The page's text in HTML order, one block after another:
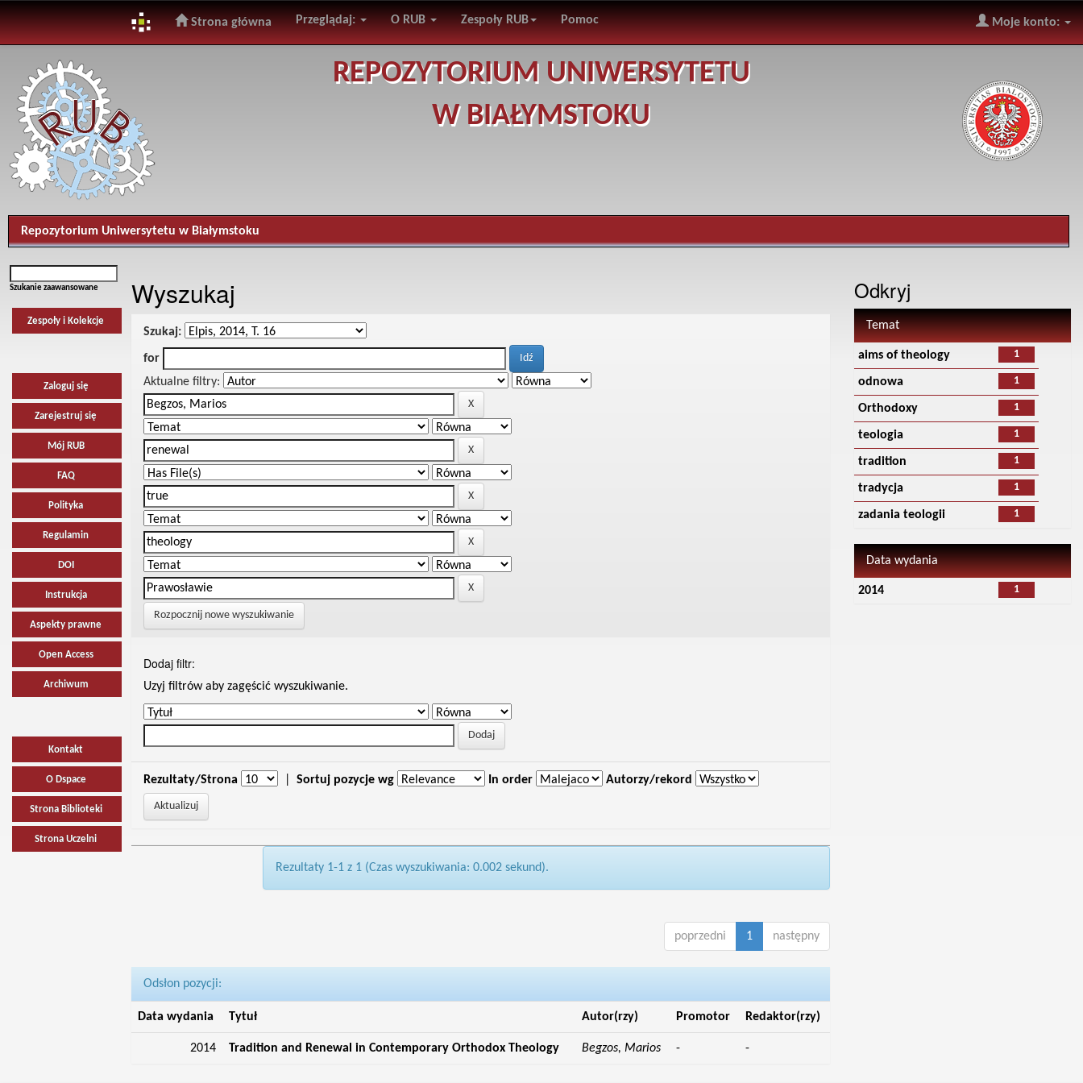
navigation
Strona główna Przeglądaj: O RUB Zespoły RUB Pomoc Moje konto:
REPOZYTORIUM UNIWERSYTETU
W BIAŁYMSTOKU
Repozytorium Uniwersytetu w Białymstoku
Szukanie zaawansowane
Zespoły i Kolekcje
Zaloguj się
Zarejestruj się
Mój RUB
FAQ
Polityka
Regulamin
DOI
Instrukcja
Aspekty prawne
Open Access
Archiwum
Kontakt
O Dspace
Strona Biblioteki
Strona Uczelni
Wyszukaj
Szukaj:
for
Aktualne filtry:
Rozpocznij nowe wyszukiwanie
Dodaj filtr:
Uzyj filtrów aby zagęścić wyszukiwanie.
Rezultaty/Strona Sortuj pozycje wg In order Autorzy/rekord
Rezultaty 1-1 z 1 (Czas wyszukiwania: 0.002 sekund).
poprzedni 1 następny
Odsłon pozycji:
Data wydania Tytuł Autor(rzy) Promotor Redaktor(rzy)
2014 Tradition and Renewal in Contemporary Orthodox Theology Begzos, Marios - -
Odkryj
Temat
1
aims of theology
1
odnowa
1
Orthodoxy
1
teologia
1
tradition
1
tradycja
1
zadania teologii
Data wydania
1
2014